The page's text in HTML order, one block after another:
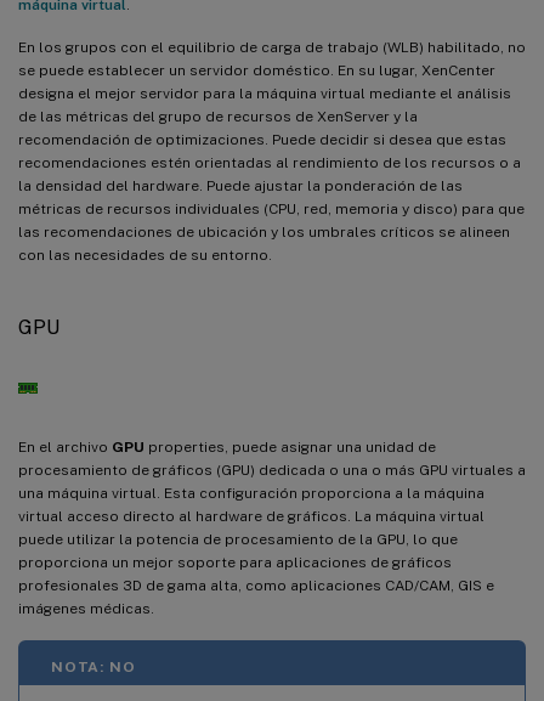
máquina virtual
En los grupos con el equilibrio de carga de trabajo (WLB) habilitado, no
se puede establecer un servidor doméstico. En su lugar, XenCenter
designa el mejor servidor para la máquina virtual mediante el análisis
de las métricas del grupo de recursos de XenServer y la
recomendación de optimizaciones. Puede decidir si desea que estas
recomendaciones estén orientadas al rendimiento de los recursos o a
la densidad del hardware. Puede ajustar la ponderación de las
métricas de recursos individuales (CPU, red, memoria y disco) para que
las recomendaciones de ubicación y los umbrales críticos se alineen
con las necesidades de su entorno.
GPU
En el archivo GPU properties, puede asignar una unidad de
procesamiento de gráficos (GPU) dedicada o una o más GPU virtuales a
una máquina virtual. Esta configuración proporciona a la máquina
virtual acceso directo al hardware de gráficos. La máquina virtual
puede utilizar la potencia de procesamiento de la GPU, lo que
proporciona un mejor soporte para aplicaciones de gráficos
profesionales 3D de gama alta, como aplicaciones CAD/CAM, GIS e
imágenes médicas.
NOTA: NO